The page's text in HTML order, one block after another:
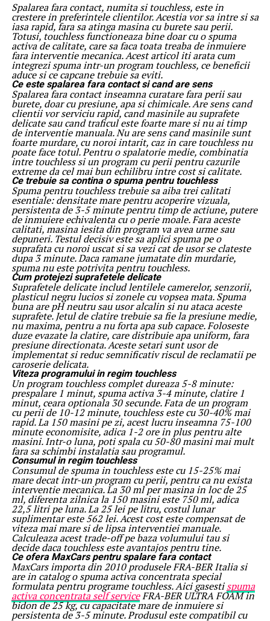
Spalarea fara contact, numita si touchless, este in
crestere in preferintele clientilor. Acestia vor sa intre si sa
iasa rapid, fara sa atinga masina cu burete sau perii.
Totusi, touchless functioneaza bine doar cu o spuma
activa de calitate, care sa faca toata treaba de inmuiere
fara interventie mecanica. Acest articol iti arata cum
integrezi spuma intr-un program touchless, ce beneficii
aduce si ce capcane trebuie sa eviti.
Ce este spalarea fara contact si cand are sens
Spalarea fara contact inseamna curatare fara perii sau
burete, doar cu presiune, apa si chimicale. Are sens cand
clientii vor serviciu rapid, cand masinile au suprafete
delicate sau cand traficul este foarte mare si nu ai timp
de interventie manuala. Nu are sens cand masinile sunt
foarte murdare, cu noroi intarit, caz in care touchless nu
poate face totul. Pentru o spalatorie medie, combinatia
intre touchless si un program cu perii pentru cazurile
extreme da cel mai bun echilibru intre cost si calitate.
Ce trebuie sa contina o spuma pentru touchless
Spuma pentru touchless trebuie sa aiba trei calitati
esentiale: densitate mare pentru acoperire vizuala,
persistenta de 3-5 minute pentru timp de actiune, putere
de inmuiere echivalenta cu o perie moale. Fara aceste
calitati, masina iesita din program va avea urme sau
depuneri. Testul decisiv este sa aplici spuma pe o
suprafata cu noroi uscat si sa vezi cat de usor se clateste
dupa 3 minute. Daca ramane jumatate din murdarie,
spuma nu este potrivita pentru touchless.
Cum protejezi suprafetele delicate
Suprafetele delicate includ lentilele camerelor, senzorii,
plasticul negru lucios si zonele cu vopsea mata. Spuma
buna are pH neutru sau usor alcalin si nu ataca aceste
suprafete. Jetul de clatire trebuie sa fie la presiune medie,
nu maxima, pentru a nu forta apa sub capace. Foloseste
duze evazate la clatire, care distribuie apa uniform, fara
presiune directionata. Aceste setari sunt usor de
implementat si reduc semnificativ riscul de reclamatii pe
caroserie delicata.
Viteza programului in regim touchless
Un program touchless complet dureaza 5-8 minute:
prespalare 1 minut, spuma activa 3-4 minute, clatire 1
minut, ceara optionala 30 secunde. Fata de un program
cu perii de 10-12 minute, touchless este cu 30-40% mai
rapid. La 150 masini pe zi, acest lucru inseamna 75-100
minute economisite, adica 1-2 ore in plus pentru alte
masini. Intr-o luna, poti spala cu 50-80 masini mai mult
fara sa schimbi instalatia sau programul.
Consumul in regim touchless
Consumul de spuma in touchless este cu 15-25% mai
mare decat intr-un program cu perii, pentru ca nu exista
interventie mecanica. La 30 ml per masina in loc de 25
ml, diferenta zilnica la 150 masini este 750 ml, adica
22,5 litri pe luna. La 25 lei pe litru, costul lunar
suplimentar este 562 lei. Acest cost este compensat de
viteza mai mare si de lipsa interventiei manuale.
Calculeaza acest trade-off pe baza volumului tau si
decide daca touchless este avantajos pentru tine.
Ce ofera MaxCars pentru spalare fara contact
MaxCars importa din 2010 produsele FRA-BER Italia si
are in catalog o spuma activa concentrata special
formulata pentru programe touchless. Aici gasestispuma
activa concentrata self serviceFRA-BER ULTRA FOAM in
bidon de 25 kg, cu capacitate mare de inmuiere si
persistenta de 3-5 minute. Produsul este compatibil cu